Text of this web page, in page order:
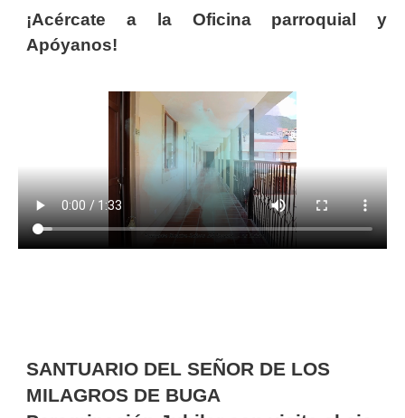
¡Acércate a la Oficina parroquial y
Apóyanos!
SANTUARIO DEL SEÑOR DE LOS
MILAGROS DE BUGA